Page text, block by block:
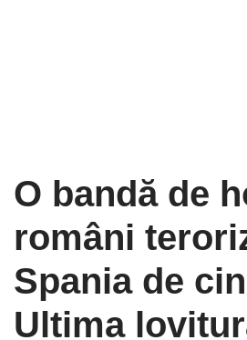
O bandă de
români
Spania de
Ultima